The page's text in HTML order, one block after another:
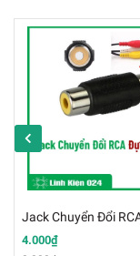
Đầu Jack
Thông Số
4.000₫